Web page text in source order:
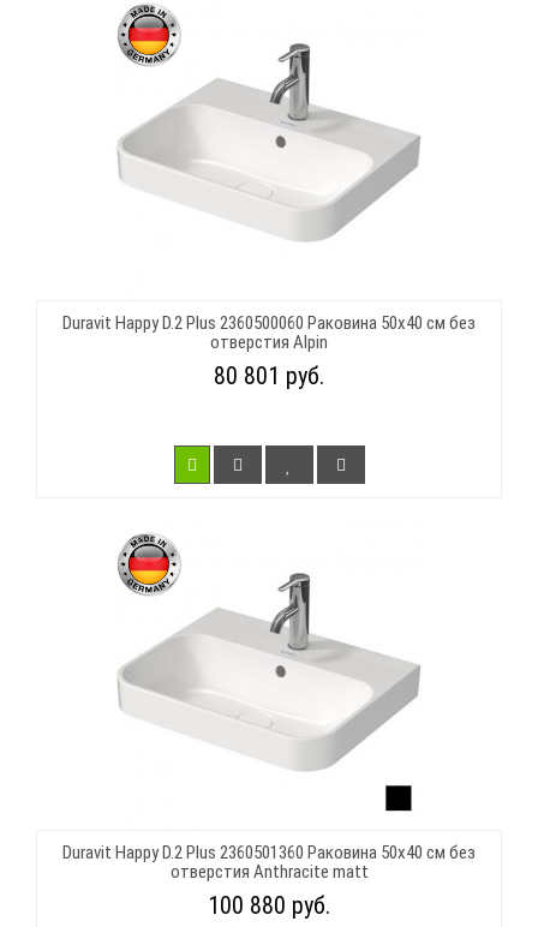
Duravit Happy D.2 Plus 2360500060 Раковина 50х40 см без
отверстия Alpin
80 801 руб.
Duravit Happy D.2 Plus 2360501360 Раковина 50х40 см без
отверстия Anthracite matt
100 880 руб.